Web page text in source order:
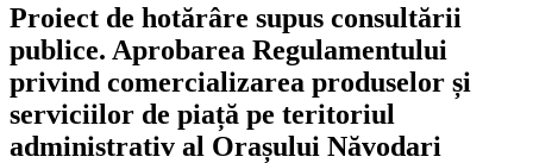
Proiect de hotărâre supus consultării
publice. Aprobarea Regulamentului
privind comercializarea produselor și
serviciilor de piață pe teritoriul
administrativ al Orașului Năvodari